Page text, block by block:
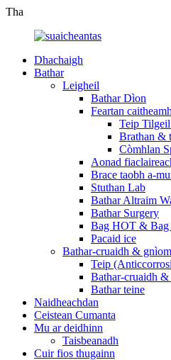
Tha
Dhachaigh
Bathar
Leigheil
Bathar Dìon
Feartan
Teip
Brathan &
Còmhlan
Aonad
Brace taobh a-
Stuthan Lab
Bathar Altraim
Bathar Surgery
Bag HOT & Bag
Pacaid ice
Bathar-cruaidh &
Teip
Bathar-cruaidh
Bathar teine
Naidheachdan
Ceistean Cumanta
Mu ar deidhinn
Taisbeanadh
Cuir fios thugainn